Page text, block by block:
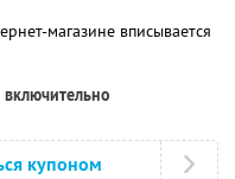
магазине вписывается
купоном